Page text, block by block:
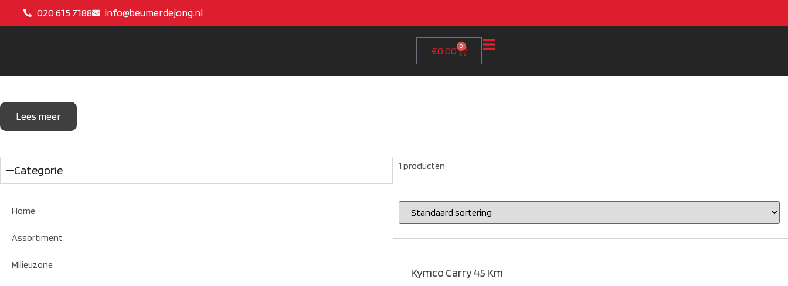
020 615 7188 info@beumerdejong.nl
€0.00 0
Lees meer
Categorie
Home
Assortiment
Milieuzone
1 producten
Kymco Carry 45 Km